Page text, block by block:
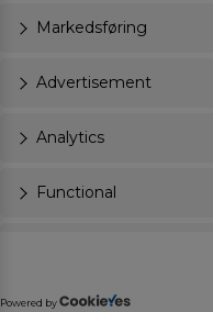
Markedsføring
Advertisement
Analytics
Functional
Others
Powered by